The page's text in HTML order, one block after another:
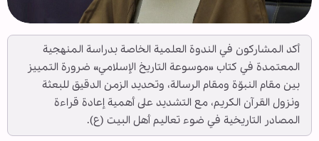
أكد المشاركون في الندوة العلمية الخاصة بدراسة المنهجية
المعتمدة في كتاب «موسوعة التاريخ الإسلامي» ضرورة التمييز
بين مقام النبوّة ومقام الرسالة، وتحديد الزمن الدقيق للبعثة
ونزول القرآن الكريم، مع التشديد على أهمية إعادة قراءة
المصادر التاريخية في ضوء تعاليم أهل البيت (ع).